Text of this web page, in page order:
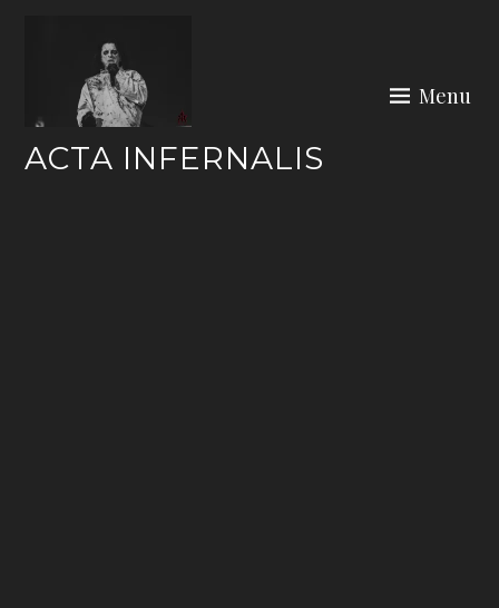
ACTA INFERNALIS
Menu